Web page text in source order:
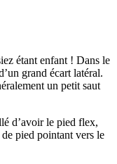
étant enfant ! Dans le
grand écart latéral.
un petit saut
d’avoir le pied flex,
pied pointant vers le